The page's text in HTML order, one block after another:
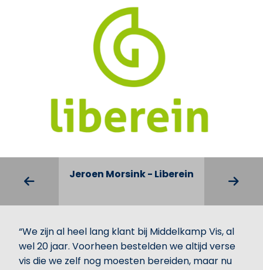
Jeroen Morsink - Liberein
Martin
“We zijn al heel lang klant bij Middelkamp Vis, al
wel 20 jaar. Voorheen bestelden we altijd verse
vis die we zelf nog moesten bereiden, maar nu